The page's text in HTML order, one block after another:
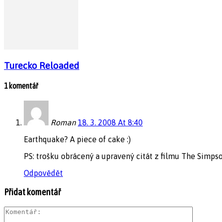
Turecko Reloaded
1 komentář
Roman 18. 3. 2008 At 8:40
Earthquake? A piece of cake :)
PS: trošku obrácený a upravený citát z filmu The
Odpovědět
Přidat komentář